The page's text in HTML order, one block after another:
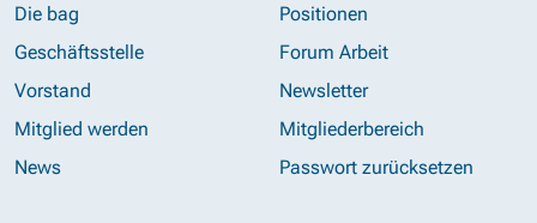
Die bag
Geschäftsstelle
Vorstand
Mitglied werden
News
Positionen
Forum Arbeit
Newsletter
Mitgliederbereich
Passwort zurücksetzen